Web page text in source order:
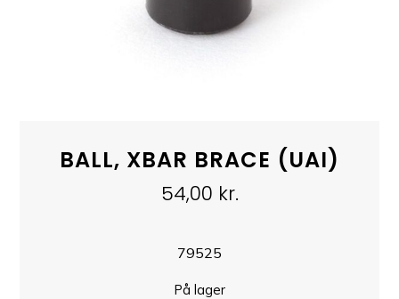
BALL, XBAR BRACE (UAI)
54,00 kr.
79525
På lager